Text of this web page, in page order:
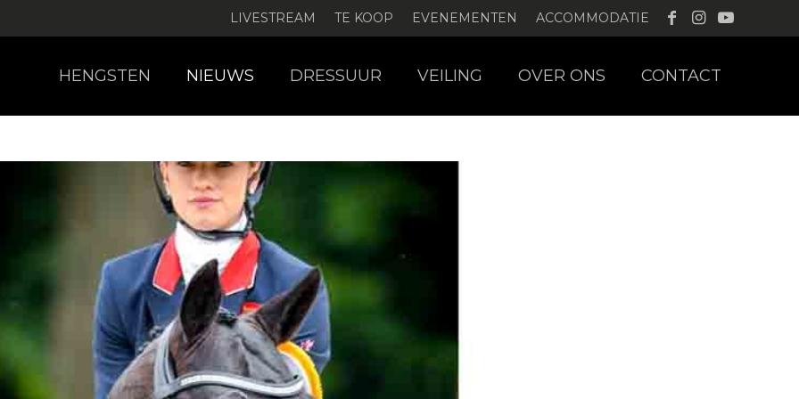
LIVESTREAM TE KOOP EVENEMENTEN ACCOMMODATIE
HENGSTEN NIEUWS DRESSUUR VEILING OVER ONS CONTACT